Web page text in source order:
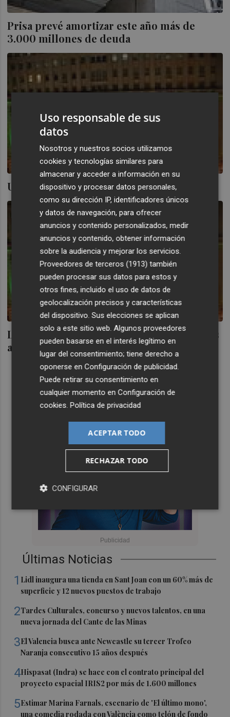
Prisa prevé amortizar este año más de
3.000 millones de deuda
UBS supera el 3% de Prisa
Las acciones de Prisa rebotan en bolsa tras
anunciar recompra de deuda
Últimas Noticias
1 Lidl inaugura una tienda en Sant Joan con un 60% más de
superficie y 12 nuevos puestos de trabajo
2Tardes Culturales, concurso y nuevos talentos, en una
nueva jornada del Cante de las Minas
3El Valencia busca ante Newcastle su tercer Trofeo
Naranja consecutivo 15 años después
4Hispasat (Indra) se hace con el contrato principal del
proyecto espacial IRIS2 por más de 1.600 millones
5Estimar Marina Farnals, escenario de 'El último mono',
una comedia rodada con València como telón de fondo
Uso responsable de sus
datos
Nosotros y nuestros socios utilizamos
cookies y tecnologías similares para
almacenar y acceder a información en su
dispositivo y procesar datos personales,
como su dirección IP, identificadores únicos
y datos de navegación, para ofrecer
anuncios y contenido personalizados, medir
anuncios y contenido, obtener información
sobre la audiencia y mejorar los servicios.
Proveedores de terceros (1913) también
pueden procesar sus datos para estos y
otros fines, incluido el uso de datos de
geolocalización precisos y características
del dispositivo. Sus elecciones se aplican
solo a este sitio web. Algunos proveedores
pueden basarse en el interés legítimo en
lugar del consentimiento; tiene derecho a
oponerse enConfiguración de publicidad
Puede retirar su consentimiento en
cualquier momento enConfiguración de
cookies .Política de privacidad
ACEPTAR TODO
RECHAZAR TODO
CONFIGURAR